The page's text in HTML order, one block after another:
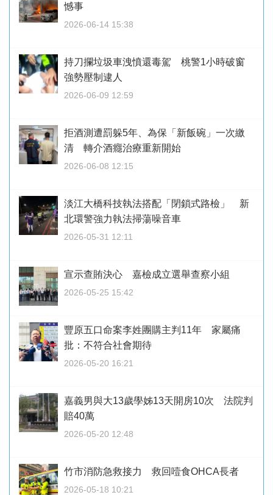
憾事
2026-06-14 15:38
持刀攔垃圾車洩憤還毒駕 桃警1小時破窗
強勢壓制逮人
2026-06-09 12:59
拒酒測遭罰躲5年、為保「新飯碗」一次繳
清 轉介酒癮治療重新開始
2026-06-08 12:15
淡江大橋科技執法搭配「閉鎖式路檢」 新
北環警強力執法掃蕩噪音車
2026-05-31 12:11
宣示查賄決心 嘉檢成立選舉查察小組
2026-05-25 15:42
豐原五口命案李姓團購主判11年 家屬痛
批：不符合社會期待
2026-05-20 16:21
嘉義男與大13歲學姊13天開房10次 法院判
賠40萬
2026-05-20 12:48
竹市消防急救接力 救回噎食OHCA長者
2026-05-18 10:21